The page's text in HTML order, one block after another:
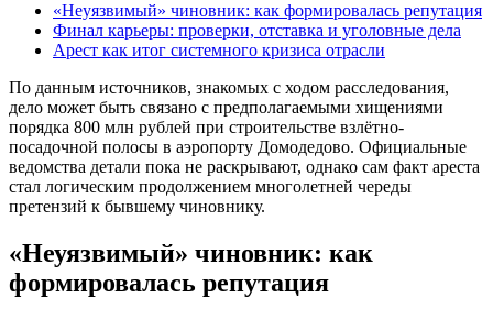
«Неуязвимый» чиновник: как формировалась репутация
Финал карьеры: проверки, отставка и уголовные дела
Арест как итог системного кризиса отрасли
По данным источников, знакомых с ходом расследования,
дело может быть связано с предполагаемыми хищениями
порядка 800 млн рублей при строительстве взлётно-
посадочной полосы в аэропорту Домодедово. Официальные
ведомства детали пока не раскрывают, однако сам факт ареста
стал логическим продолжением многолетней череды
претензий к бывшему чиновнику.
«Неуязвимый» чиновник: как
формировалась репутация